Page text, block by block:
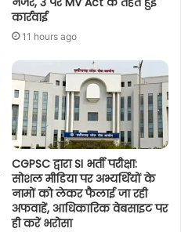
कार्रवाई
11 hours ago
CGPSC द्वारा SI भर्ती परीक्षा:
सोशल मीडिया पर अभ्यर्थियों के
नामों को लेकर फैलाई जा रही
अफवाहें, आधिकारिक वेबसाइट पर
ही करें भरोसा